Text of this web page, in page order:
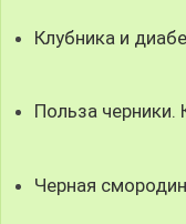
Клубника и
Польза черники.
Черная